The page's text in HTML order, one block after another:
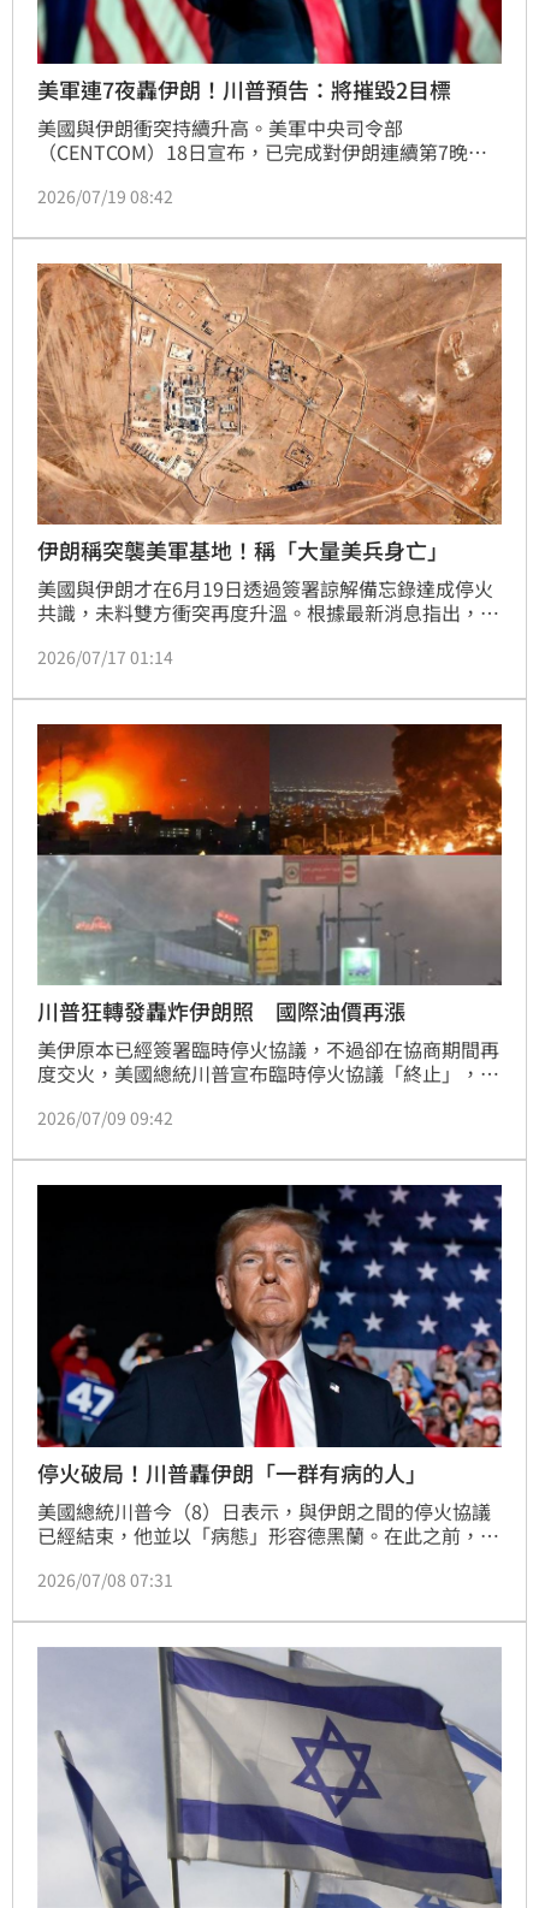
美軍連7夜轟伊朗！川普預告：將摧毀2目標
美國與伊朗衝突持續升高。美軍中央司令部
（CENTCOM）18日宣布，已完成對伊朗連續第7晚的
及海上作戰能力等目標，並強調將持續執行對伊朗港口
與無人機，讓中東局勢進一步惡化。
2026/07/19 08:42
伊朗稱突襲美軍基地！稱「大量美兵身亡」
美國與伊朗才在6月19日透過簽署諒解備忘錄達成停火
共識，未料雙方衝突再度升溫。根據最新消息指出，伊
指揮中心發動攻擊，摧毀數架特種作戰直升機及1套雷
2026/07/17 01:14
川普狂轉發轟炸伊朗照 國際油價再漲
美伊原本已經簽署臨時停火協議，不過卻在協商期間再
度交火，美國總統川普宣布臨時停火協議「終止」，美
揚。
2026/07/09 09:42
停火破局！川普轟伊朗「一群有病的人」
美國總統川普今（8）日表示，與伊朗之間的停火協議
已經結束，他並以「病態」形容德黑蘭。在此之前，華
灣的軍事據點。
2026/07/08 07:31